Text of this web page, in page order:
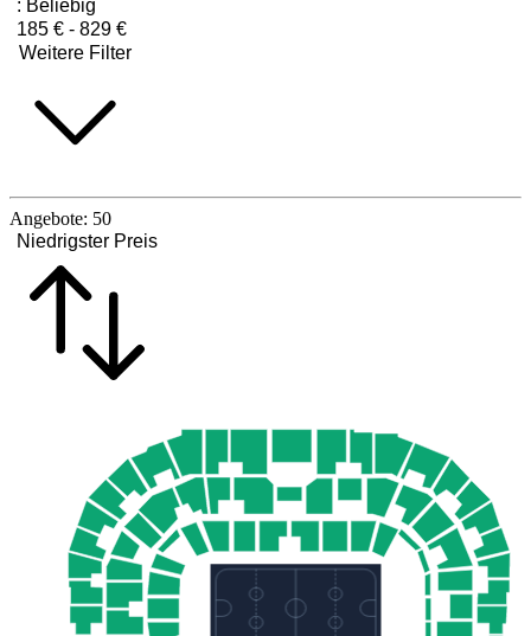
: Beliebig
185 € - 829 €
Weitere Filter
Angebote: 50
Niedrigster Preis